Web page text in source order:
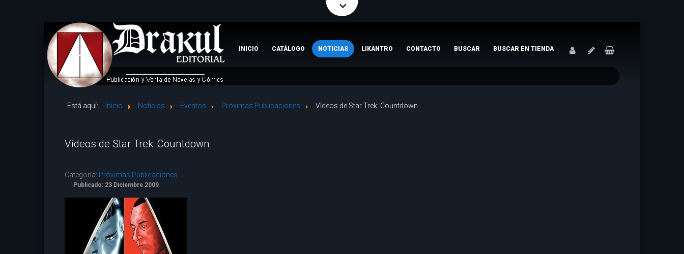
INICIO CATÁLOGO NOTICIAS LIKANTRO CONTACTO BUSCAR BUSCAR EN TIENDA
Está aquí: Inicio Noticias Eventos Próximas Publicaciones Vídeos de Star Trek: Countdown
Vídeos de Star Trek: Countdown
Categoría: Próximas Publicaciones
Publicado: 23 Diciembre 2009